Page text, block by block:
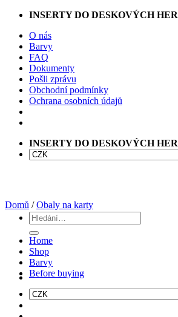
Přeskočit
obsah
INSERTY DO DESKOVÝCH HER
O nás
Barvy
FAQ
Dokumenty
Pošli zprávu
Obchodní podmínky
Ochrana osobních údajů
INSERTY DO DESKOVÝCH HER
Hledat:
Home
Shop
Barvy
Before buying
Domů / Obaly na karty